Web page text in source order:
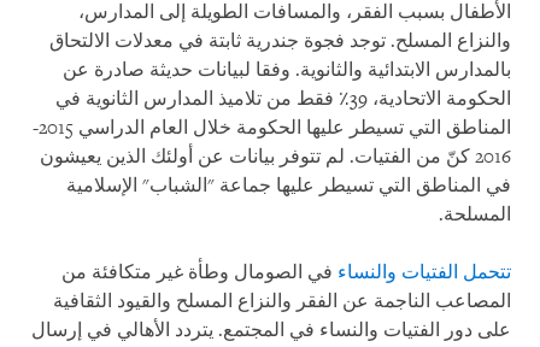
الأطفال بسبب الفقر، والمسافات الطويلة إلى المدارس،
والنزاع المسلح. توجد فجوة جندرية ثابتة في معدلات الالتحاق
بالمدارس الابتدائية والثانوية. وفقا لبيانات حديثة صادرة عن
الحكومة الاتحادية، 39٪ فقط من تلاميذ المدارس الثانوية في
المناطق التي تسيطر عليها الحكومة خلال العام الدراسي 2015-
2016 كنّ من الفتيات. لم تتوفر بيانات عن أولئك الذين يعيشون
في المناطق التي تسيطر عليها جماعة "الشباب" الإسلامية
المسلحة.
تتحمل الفتيات والنساء في الصومال وطأة غير متكافئة من
المصاعب الناجمة عن الفقر والنزاع المسلح والقيود الثقافية
على دور الفتيات والنساء في المجتمع. يتردد الأهالي في إرسال